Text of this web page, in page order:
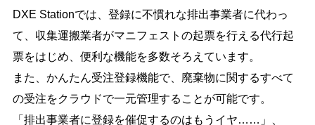
DXE Stationでは、登録に不慣れな排出事業者に代わっ
て、収集運搬業者がマニフェストの起票を行える代行起
票をはじめ、便利な機能を多数そろえています。
また、かんたん受注登録機能で、廃棄物に関するすべて
の受注をクラウドで一元管理することが可能です。
「排出事業者に登録を催促するのはもうイヤ……」、